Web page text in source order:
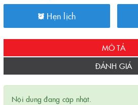
Hẹn lịch
MÔ TẢ
ĐÁNH GIÁ
Nội dung đang cập nhật.